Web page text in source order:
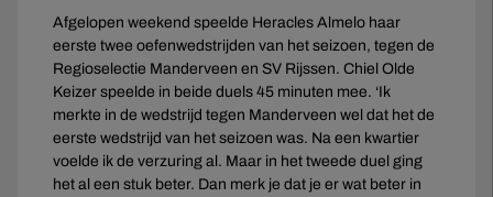
Afgelopen weekend speelde Heracles Almelo haar
eerste twee oefenwedstrijden van het seizoen, tegen de
Regioselectie Manderveen en SV Rijssen. Chiel Olde
Keizer speelde in beide duels 45 minuten mee. ‘Ik
merkte in de wedstrijd tegen Manderveen wel dat het de
eerste wedstrijd van het seizoen was. Na een kwartier
voelde ik de verzuring al. Maar in het tweede duel ging
het al een stuk beter. Dan merk je dat je er wat beter in